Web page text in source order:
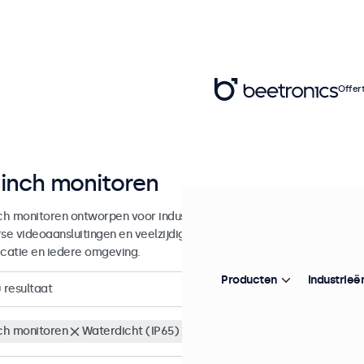
inch monitoren
monitoren ontworpen voor industrieel en commercieel gebruik.
videoaansluitingen en veelzijdige montageopties, waarmee ze
en iedere omgeving.
resultaat
monitoren Waterdicht (IP65)
Producten